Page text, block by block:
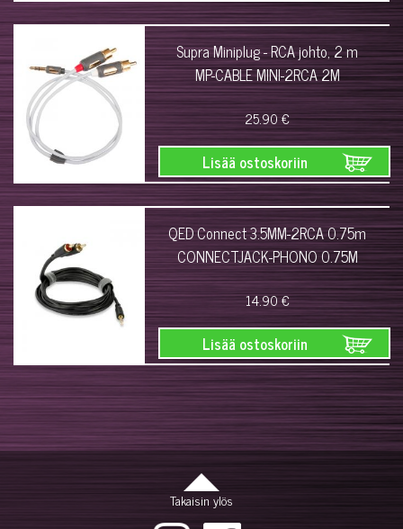
Supra Miniplug - RCA johto, 2 m
MP-CABLE MINI-2RCA 2M
25.90 €
Lisää ostoskoriin
QED Connect 3.5MM-2RCA 0.75m
CONNECTJACK-PHONO 0.75M
14.90 €
Lisää ostoskoriin
Takaisin ylös